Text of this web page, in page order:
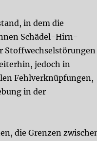
in dem die
Schädel-Hirn-
Stoffwechselstörungen
jedoch in
Fehlverknüpfungen,
in der
die Grenzen